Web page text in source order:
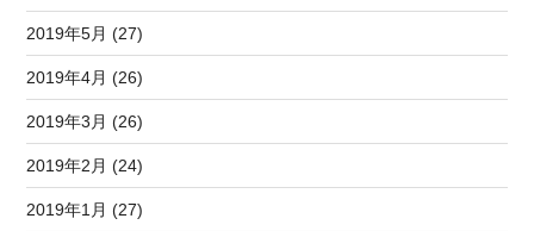
2019年5月 (27)
2019年4月 (26)
2019年3月 (26)
2019年2月 (24)
2019年1月 (27)